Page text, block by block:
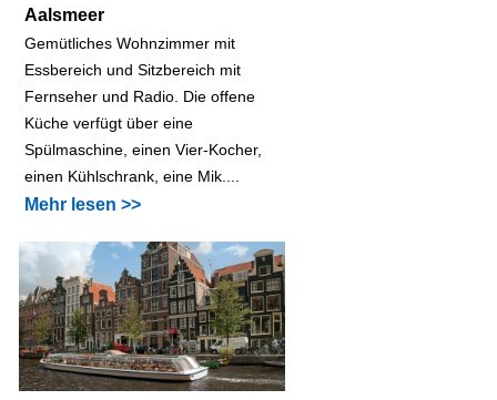
Aalsmeer
Gemütliches Wohnzimmer mit
Essbereich und Sitzbereich mit
Fernseher und Radio. Die offene
Küche verfügt über eine
Spülmaschine, einen Vier-Kocher,
einen Kühlschrank, eine Mik....
Mehr lesen >>